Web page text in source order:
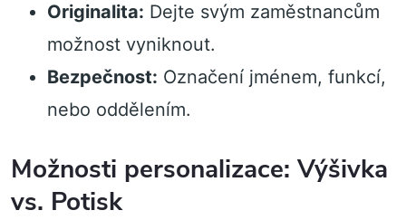
Originalita: Dejte svým zaměstnancům
možnost vyniknout.
Bezpečnost: Označení jménem, funkcí,
nebo oddělením.
Možnosti personalizace: Výšivka
vs. Potisk